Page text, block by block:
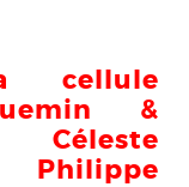
cellule
&
Céleste
Philippe